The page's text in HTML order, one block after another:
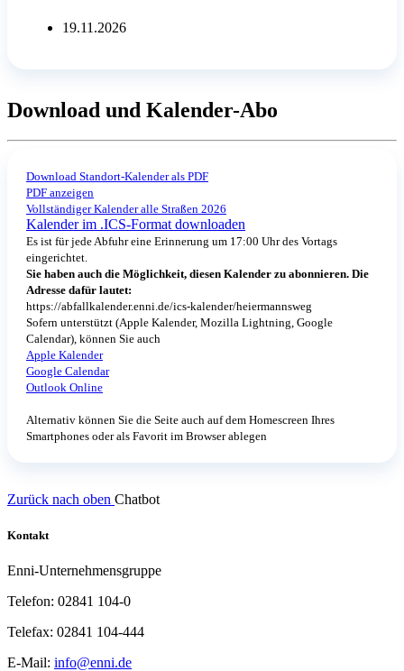
19.11.2026
Download und Kalender-Abo
Download Standort-Kalender als PDF
PDF anzeigen
Vollständiger Kalender alle Straßen 2026
Kalender im .ICS-Format downloaden
Es ist für jede Abfuhr eine Erinnerung um 17:00 Uhr des Vortags
eingerichtet.
Sie haben auch die Möglichkeit, diesen Kalender zu abonnieren. Die
Adresse dafür lautet:
https://abfallkalender.enni.de/ics-kalender/heiermannsweg
Sofern unterstützt (Apple Kalender, Mozilla Lightning, Google
Calendar), können Sie auch
Apple Kalender
Google Calendar
Outlook Online
Alternativ können Sie die Seite auch auf dem Homescreen Ihres
Smartphones oder als Favorit im Browser ablegen
Zurück nach oben Chatbot
Kontakt
Enni-Unternehmensgruppe
Telefon: 02841 104-0
Telefax: 02841 104-444
E-Mail: info@enni.de